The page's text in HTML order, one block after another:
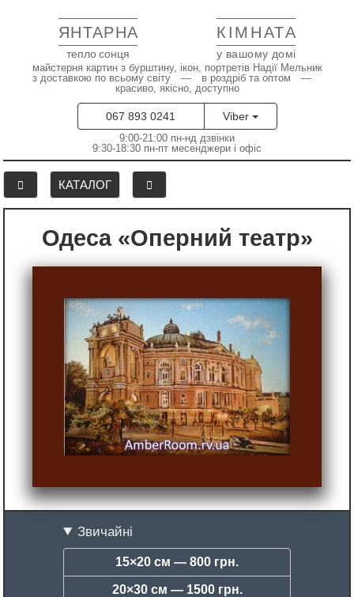
ЯНТАРНА КІМНАТА
тепло сонця у вашому домі
майстерня картин з бурштину, ікон, портретів Надії Мельник
з доставкою по всьому світу — в роздріб та оптом —
красиво, якісно, доступно
067 893 0241 Viber
9:00-21:00 пн-нд дзвінки
9:30-18:30 пн-пт месенджери і офіс
КАТАЛОГ
Одеса «Оперний театр»
Звичайні
15×20 см — 800 грн.
20×30 см — 1500 грн.